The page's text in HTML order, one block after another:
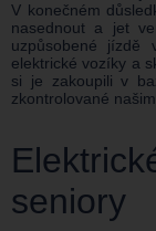
V konečném
nasednout a jet
uzpůsobené jízdě
elektrické vozíky a
si je zakoupili v
zkontrolované
seniory